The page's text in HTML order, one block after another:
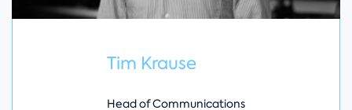
Tim Krause
Head of Communications